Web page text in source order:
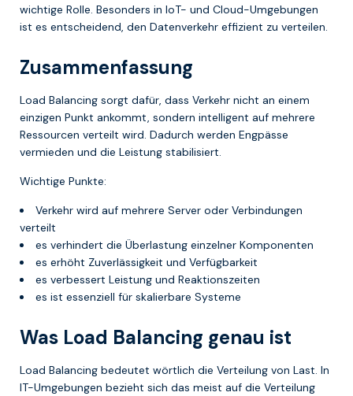
wichtige Rolle. Besonders in IoT- und Cloud-Umgebungen
ist es entscheidend, den Datenverkehr effizient zu verteilen.
Zusammenfassung
Load Balancing sorgt dafür, dass Verkehr nicht an einem
einzigen Punkt ankommt, sondern intelligent auf mehrere
Ressourcen verteilt wird. Dadurch werden Engpässe
vermieden und die Leistung stabilisiert.
Wichtige Punkte:
Verkehr wird auf mehrere Server oder Verbindungen
verteilt
es verhindert die Überlastung einzelner Komponenten
es erhöht Zuverlässigkeit und Verfügbarkeit
es verbessert Leistung und Reaktionszeiten
es ist essenziell für skalierbare Systeme
Was Load Balancing genau ist
Load Balancing bedeutet wörtlich die Verteilung von Last. In
IT-Umgebungen bezieht sich das meist auf die Verteilung